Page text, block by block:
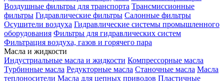
Воздушные фильтры для транспорта Трансмиссионные
фильтры Гидравлические фильтры Салонные фильтры
Осушители воздуха Гидравлические системы промышленного
оборудования Фильтры для гидравлических систем
Фильтрация воздуха, газов и горячего пара
Масла и жидкости
Индустриальные масла и жидкости Компрессорные масла
Турбинные масла Редукторные масла Станочные масла Масла
теплоносители Масла для цепных приводов Пластичные